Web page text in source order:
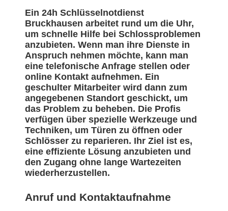
Ein 24h Schlüsselnotdienst
Bruckhausen arbeitet rund um die Uhr,
um schnelle Hilfe bei Schlossproblemen
anzubieten. Wenn man ihre Dienste in
Anspruch nehmen möchte, kann man
eine telefonische Anfrage stellen oder
online Kontakt aufnehmen. Ein
geschulter Mitarbeiter wird dann zum
angegebenen Standort geschickt, um
das Problem zu beheben. Die Profis
verfügen über spezielle Werkzeuge und
Techniken, um Türen zu öffnen oder
Schlösser zu reparieren. Ihr Ziel ist es,
eine effiziente Lösung anzubieten und
den Zugang ohne lange Wartezeiten
wiederherzustellen.
Anruf und Kontaktaufnahme